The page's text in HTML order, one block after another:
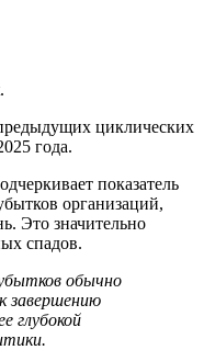
циклических
года.
показатель
организаций,
Это значительно
спадов.
обычно
завершению
глубокой